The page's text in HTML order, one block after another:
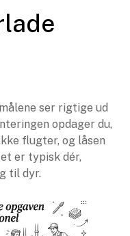
ser rigtige ud
opdager du,
flugter, og låsen
er typisk dér,
til dyr.